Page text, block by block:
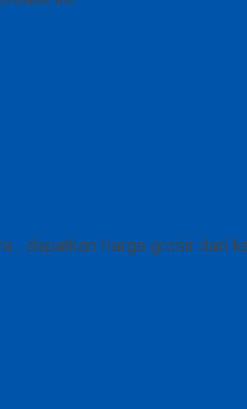
dapatkan harga grosir dari